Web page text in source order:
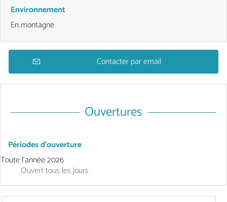
Environnement
En montagne
Contacter par email
Ouvertures
Périodes d'ouverture
Toute l'année 2026
Ouverttous les jours